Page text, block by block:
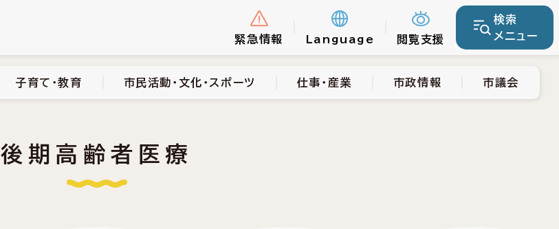
緊急情報 Language 閲覧支援
検索
メニュー
市民活動・文化・スポーツ 市政情報 市議会
子育て・教育 市民活動・文化・スポーツ 仕事・産業 市政情報 市議会
後期高齢者医療